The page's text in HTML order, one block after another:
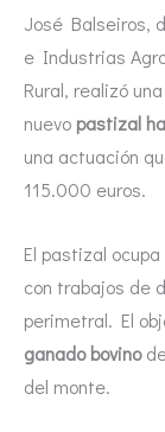
José Balseiros,
e Industrias
Rural, realizó
nuevo pastizal
una actuación
115.000 euros.
El pastizal
con trabajos de
perimetral. El
ganado bovino
del monte.